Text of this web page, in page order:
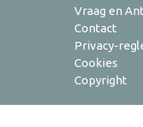
Vraag en
Contact
Privacy-
Cookies
Copyright